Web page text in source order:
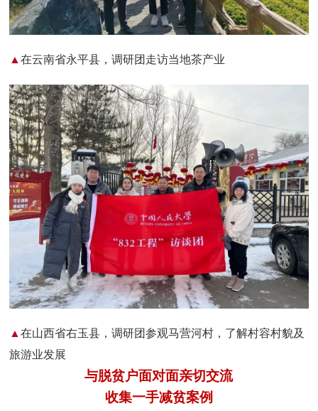
▲在云南省永平县，调研团走访当地茶产业
▲在山西省右玉县，调研团参观马营河村，了解村容村貌及
旅游业发展
与脱贫户面对面亲切交流
收集一手减贫案例